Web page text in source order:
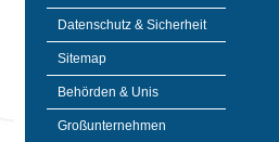
Datenschutz & Sicherheit
Sitemap
Behörden & Unis
Großunternehmen